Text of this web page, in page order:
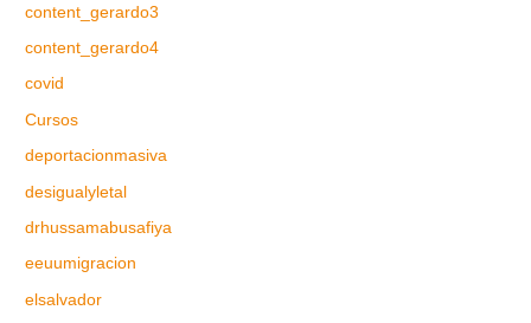
content_gerardo3
content_gerardo4
covid
Cursos
deportacionmasiva
desigualyletal
drhussamabusafiya
eeuumigracion
elsalvador